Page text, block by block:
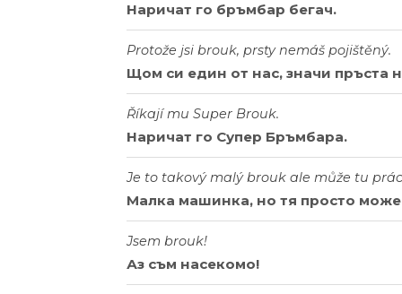
Наричат го бръмбар бегач.
Protože jsi brouk, prsty nemáš pojištěný.
Щом си един от нас, значи пръста
Říkají mu Super Brouk.
Наричат го Супер Бръмбара.
Je to takový malý brouk ale může tu
Малка машинка, но тя просто
Jsem brouk!
Аз съм насекомо!